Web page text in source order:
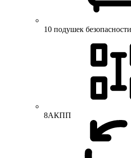
10 подушек безопасности
8АКПП